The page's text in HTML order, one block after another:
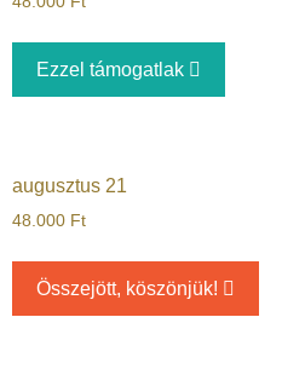
Ezzel támogatlak
augusztus 21
48.000 Ft
Összejött, köszönjük!